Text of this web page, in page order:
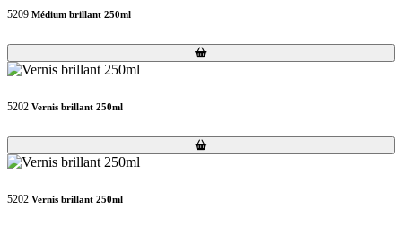
5209 Médium brillant 250ml
Loading...
Loading...
5202 Vernis brillant 250ml
Loading...
Loading...
5202 Vernis brillant 250ml